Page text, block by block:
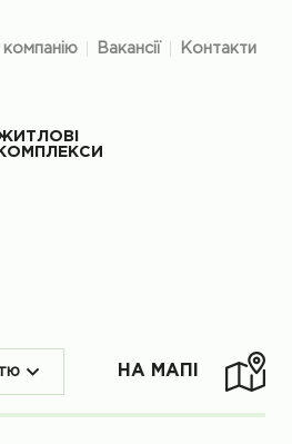
компанію Вакансії Контакти
КОМПЛЕКСИ
НА МАПІ